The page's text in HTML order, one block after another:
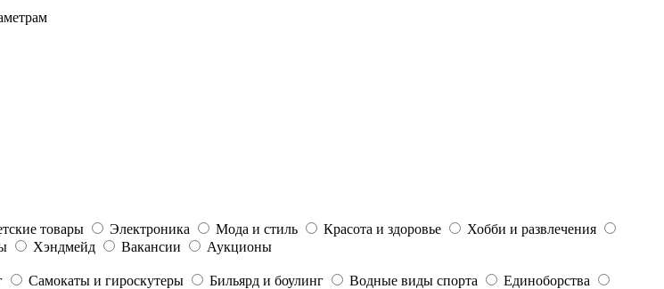
товары Электроника Мода и стиль Красота и здоровье
Хобби и развлечения
Хэндмейд Вакансии
Аукционы
Самокаты и гироскутеры Бильярд и боулинг Водные виды спорта
Единоборства